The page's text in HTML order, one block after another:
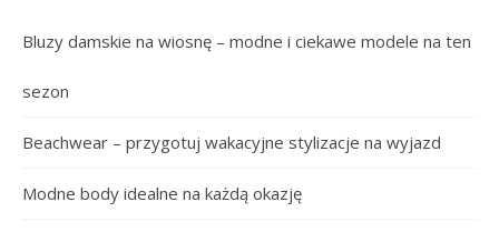
Bluzy damskie na wiosnę – modne i ciekawe modele na ten
sezon
Beachwear – przygotuj wakacyjne stylizacje na wyjazd
Modne body idealne na każdą okazję